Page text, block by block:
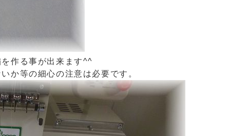
作る事が出来ます^^
か等の細心の注意は必要です。